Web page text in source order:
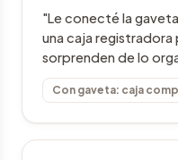
"Le conecté la
una caja
sorprenden de lo
Con gaveta: caja